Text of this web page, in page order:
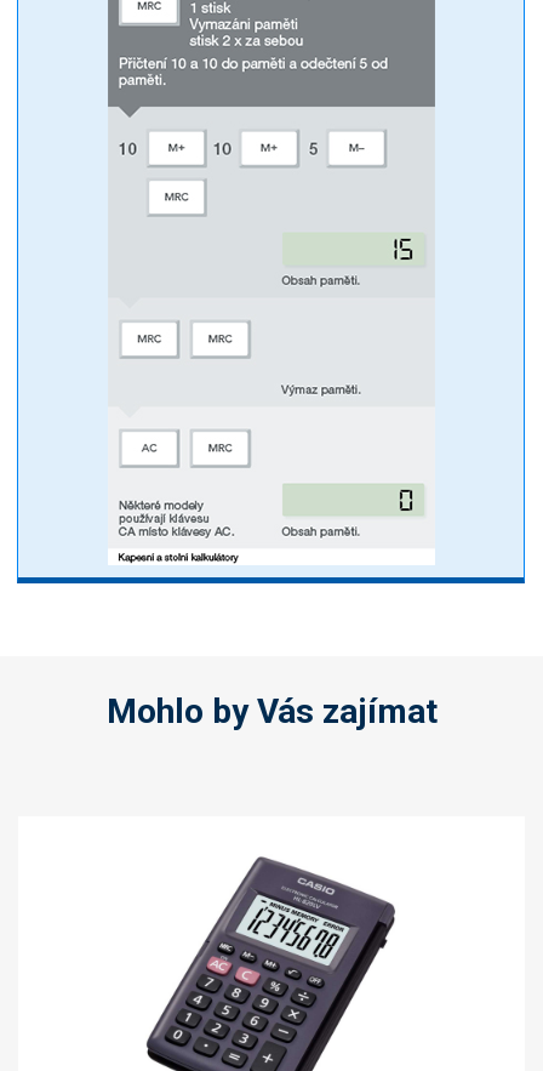
Mohlo by Vás zajímat